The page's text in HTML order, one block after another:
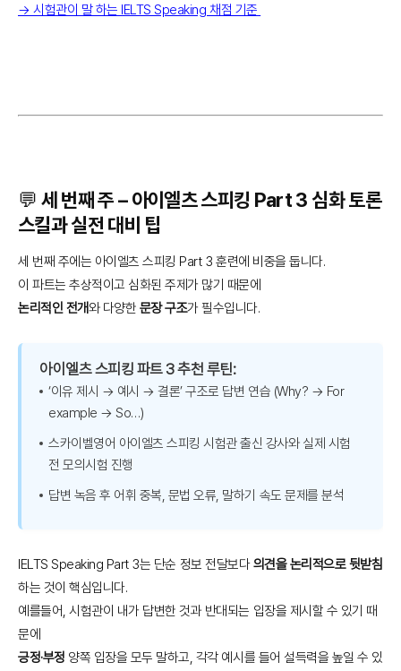
→ 시험관이 말 하는 IELTS Speaking 채점 기준
💬 세 번째 주 – 아이엘츠 스피킹 Part 3 심화 토론
스킬과 실전 대비 팁
세 번째 주에는 아이엘츠 스피킹 Part 3 훈련에 비중을 둡니다.
이 파트는 추상적이고 심화된 주제가 많기 때문에
논리적인 전개와 다양한 문장 구조가 필수입니다.
아이엘츠 스피킹 파트 3 추천 루틴:
‘이유 제시 → 예시 → 결론’ 구조로 답변 연습 (Why? → For
example → So…)
스카이벨영어 아이엘츠 스피킹 시험관 출신 강사와 실제 시험
전 모의시험 진행
답변 녹음 후 어휘 중복, 문법 오류, 말하기 속도 문제를 분석
IELTS Speaking Part 3는 단순 정보 전달보다의견을 논리적으로 뒷받침
하는 것이 핵심입니다.
예를들어, 시험관이 내가 답변한 것과 반대되는 입장을 제시할 수 있기 때
문에
긍정·부정 양쪽 입장을 모두 말하고, 각각 예시를 들어 설득력을 높일 수 있